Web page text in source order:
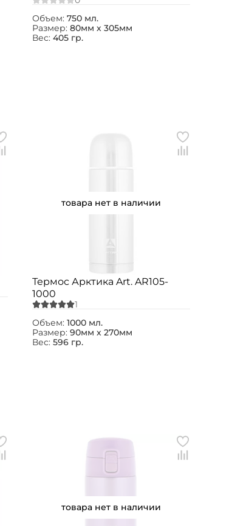
Объем: 750 мл.
Размер: 80мм х 305мм
Вес: 405 гр.
товара нет в наличии
Термос Арктика Art. AR105-
1000
Объем: 1000 мл.
Размер: 90мм х 270мм
Вес: 596 гр.
товара нет в наличии